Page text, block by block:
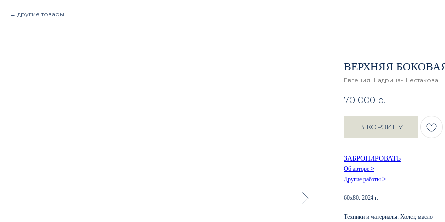
другие товары
ВЕРХНЯЯ
Евгения Шадрина-Шестакова
70 000 р.
В КОРЗИНУ
ЗАБРОНИРОВАТЬ
Об авторе >
Другие работы >
60х80. 2024 г.
Техники и материалы: Холст, масло